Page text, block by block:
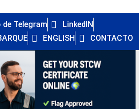
de Telegram
LinkedIN
ENGLISH CONTACTO